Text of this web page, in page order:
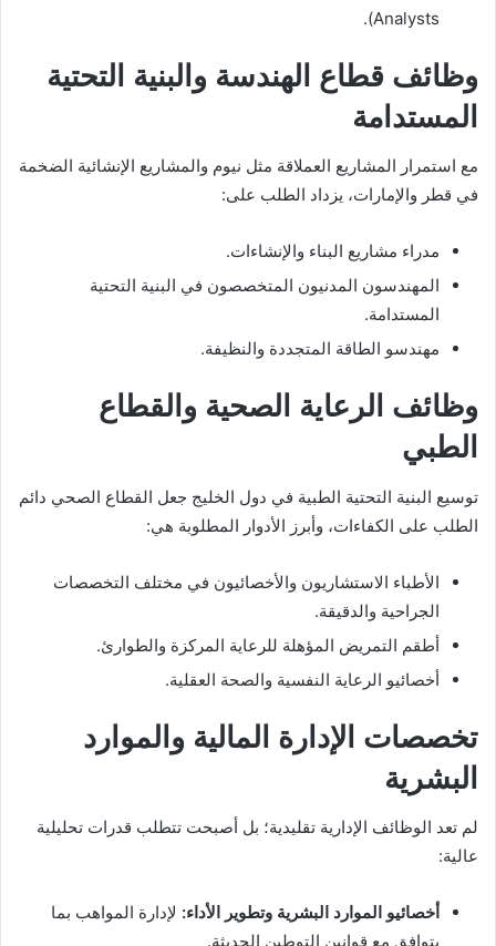
Analysts).
وظائف قطاع الهندسة والبنية التحتية
المستدامة
مع استمرار المشاريع العملاقة مثل نيوم والمشاريع الإنشائية الضخمة
في قطر والإمارات، يزداد الطلب على:
مدراء مشاريع البناء والإنشاءات.
المهندسون المدنيون المتخصصون في البنية التحتية
المستدامة.
مهندسو الطاقة المتجددة والنظيفة.
وظائف الرعاية الصحية والقطاع
الطبي
توسيع البنية التحتية الطبية في دول الخليج جعل القطاع الصحي دائم
الطلب على الكفاءات، وأبرز الأدوار المطلوبة هي:
الأطباء الاستشاريون والأخصائيون في مختلف التخصصات
الجراحية والدقيقة.
أطقم التمريض المؤهلة للرعاية المركزة والطوارئ.
أخصائيو الرعاية النفسية والصحة العقلية.
تخصصات الإدارة المالية والموارد
البشرية
لم تعد الوظائف الإدارية تقليدية؛ بل أصبحت تتطلب قدرات تحليلية
عالية:
أخصائيو الموارد البشرية وتطوير الأداء: لإدارة المواهب بما
يتوافق مع قوانين التوطين الحديثة.